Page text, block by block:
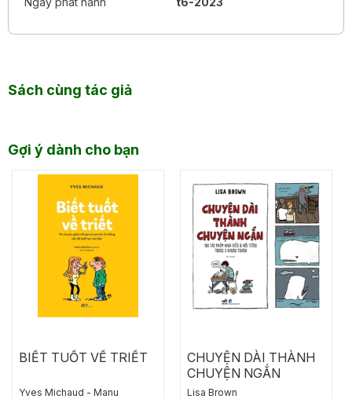
Sách cùng tác giả
Gợi ý dành cho bạn
BIẾT TUỐT VỀ TRIẾT
Yves Michaud - Manu
CHUYỆN DÀI THÀNH
CHUYỆN NGẮN
Lisa Brown